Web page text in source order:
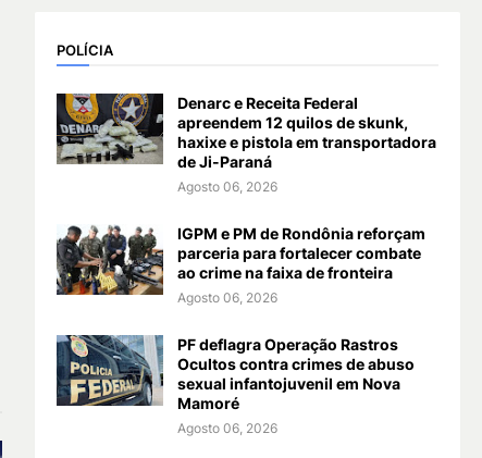
POLÍCIA
Denarc e Receita Federal
apreendem 12 quilos de skunk,
haxixe e pistola em transportadora
de Ji-Paraná
Agosto 06, 2026
IGPM e PM de Rondônia reforçam
parceria para fortalecer combate
ao crime na faixa de fronteira
Agosto 06, 2026
PF deflagra Operação Rastros
Ocultos contra crimes de abuso
sexual infantojuvenil em Nova
Mamoré
Agosto 06, 2026